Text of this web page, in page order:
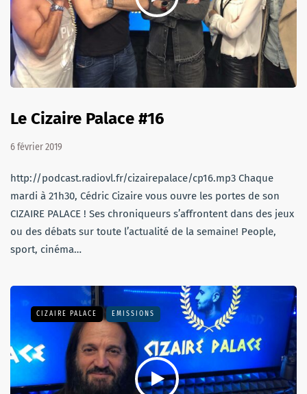
Le Cizaire Palace #16
6 février 2019
http://podcast.radiovl.fr/cizairepalace/cp16.mp3 Chaque
mardi à 21h30, Cédric Cizaire vous ouvre les portes de son
CIZAIRE PALACE ! Ses chroniqueurs s’affrontent dans des jeux
ou des débats sur toute l’actualité de la semaine! People,
sport, cinéma…
CIZAIRE PALACE EMISSIONS